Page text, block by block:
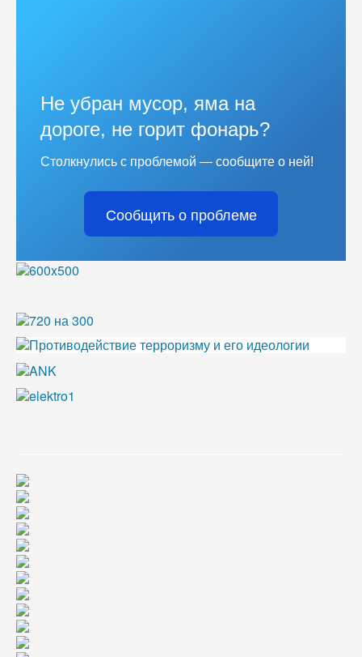
Не убран мусор, яма на
дороге, не горит фонарь?
Столкнулись с проблемой — сообщите о ней!
Сообщить о проблеме